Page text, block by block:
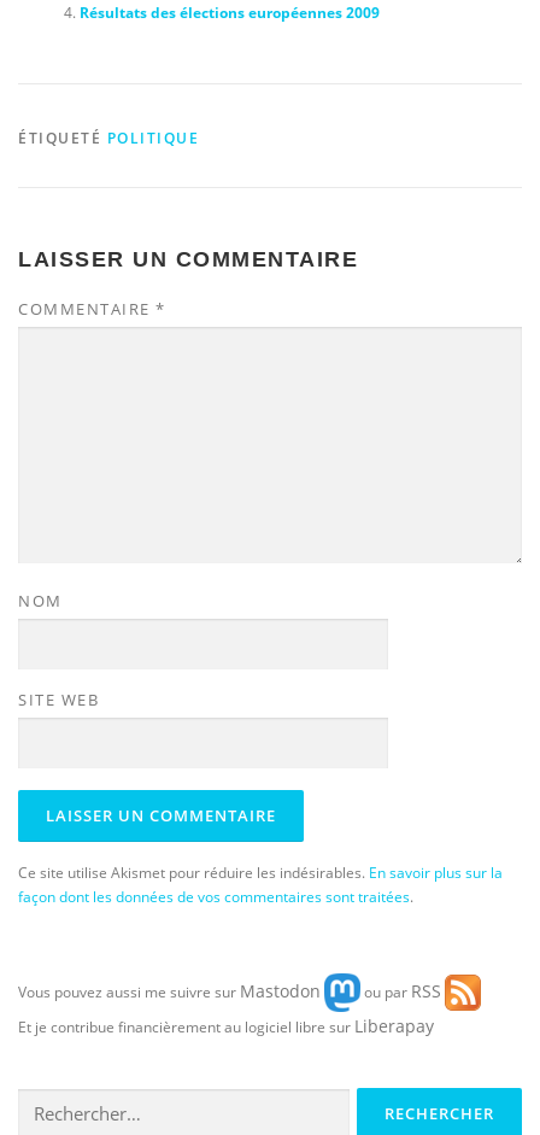
Résultats des élections européennes 2009
ÉTIQUETÉ POLITIQUE
LAISSER UN COMMENTAIRE
COMMENTAIRE *
NOM
SITE WEB
Ce site utilise Akismet pour réduire les indésirables. En savoir plus sur la
façon dont les données de vos commentaires sont traitées.
Vous pouvez aussi me suivre sur Mastodon ou par RSS
Et je contribue financièrement au logiciel libre sur Liberapay